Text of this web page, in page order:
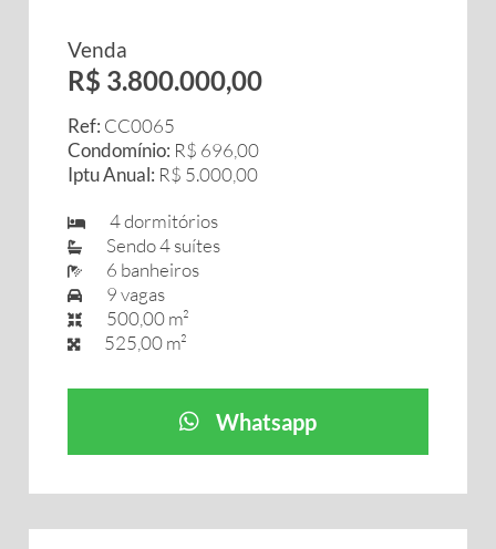
Venda
R$ 3.800.000,00
Ref: CC0065
Condomínio: R$ 696,00
Iptu Anual: R$ 5.000,00
4 dormitórios
Sendo 4 suítes
6 banheiros
9 vagas
500,00 m²
525,00 m²
Whatsapp